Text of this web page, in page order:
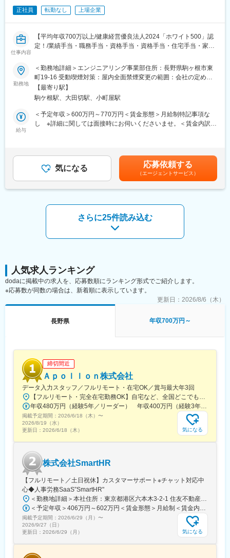
変更の範囲：会社の定める業務
■成長：
■会社の特徴：
同社は公共建築物や橋梁、工場などの大型案件をはじめ、独自の
マーケティング手法で「まちづくり」を積極提案しています。大
型産業機械や新エネルギー設備などオーダーメードの「モノづく
り」も追求し、建設・製造の2領域で強く安定した企業体質を実現
しています。建設現場では、いち早くICT（情報通信技術）を導入
しました。GPSやタブレット端末、BIM・CIM を駆使した3次元モ
デリングとの連携により、設計・施工から品質管理まで一連の流
全員で常に時代の「見える化」をしています。
変更の範囲：会社の定める業務
正社員 転勤なし 上場企業
仕事内容
【平均年収700万以上/健康経営優良法人2024「ホワイト500」認
定！/業績手当・職務手当・資格手当・資格手当・住宅手当・家族
■業務概要：
・ダム制御関連を中心に、電気通信工事の施工管理業務をお任せ
します。
■業務詳細：
・施工計画の立案し
・協力業者への指示出し
制御盤の現場施工や保守管理を行います。
■特徴・魅力：
業務と試験勉強の両立のため、技術本部が資格取得に向けた勉強
会を開催し、予想問題の配布、添削等のサービスも行っていま
す。また、社員ひとりひとりが上司と相談しながら目標管理シー
トを作成し、計画に従って学習を進めます。試験合格の際は、資
格に応じて報奨金を支給、毎月の手当も加算されるなど、努力に
同社では、常に最新の技術、設備を導入しています。コストダウ
ン、スピードアップ、品質アップの為には的確な投資を行いま
す。
【成長環境】
す。資格取得支援をはじめ、研修・教育環境が充実しています。
見据えたキャリアアップが可能です。
【就業環境】
・働く環境が感性を養い、品性を高め、人間力を高めるとの考え
の下、同社では整理整頓を徹底しています。本社ロビーや事務
所、サニタリーはもちろん、生活の場である独身寮まで見事に整
備され、訪問者からは「オフィスがきれい」との評価をいただ
き、独身寮はホテル並みと称されるほどです。
・本社の食堂は早朝から開放し、始業前にくつろぎとコミュニケ
ーションの場を提供しています。
・本社と各支社を結ぶテレビ会議など様々なITシステムも導入
し、職場環境を整えることで社員のやる気に応えています。
変更の範囲：会社の定める業務
勤務地
＜勤務地詳細＞エンジニアリング事業部住所：長野県駒ヶ根市東
町19-16 受動喫煙対策：屋内全面禁煙変更の範囲：会社の定める
事業所
【最寄り駅】
駒ケ根駅、大田切駅、小町屋駅
給与
＜予定年収＞600万円～770万円＜賃金形態＞月給制特記事項な
し ※詳細に関しては面接時にお伺いくださいませ。＜賃金内訳＞
(基本給6ヶ月分)※詳細に関しては面接時にお伺いくださいませ。
賃金はあくまでも目安の金額であり、選考を通じて上下する可能
性があります。月給(月額)は固定手当を含めた表記です。
気になる 応募依頼する
（エージェントサービス）
さらに25件読み込む
人気求人ランキング
dodaに掲載中の求人を、応募数順にランキング形式でご紹介します。
※応募数が同数の場合は、新着順に表示しています。
更新日： 2026/8/6（木）
長野県 年収700万円～
締切間近
Ａｐｏｌｌｏｎ株式会社
データ入力スタッフ／フルリモート・在宅OK／賞与最大年3回
掲載予定期間： 2026/6/18（木） 〜
2026/8/19（水）
更新日： 2026/6/18（木） 気になる
株式会社SmartHR
【フルリモート／土日祝休】カスタマーサポート※チャット対応中
心◆人事労務SaaS”SmartHR"
掲載予定期間： 2026/6/29（月） 〜
2026/9/27（日）
更新日： 2026/6/29（月） 気になる